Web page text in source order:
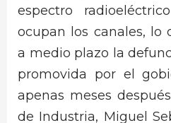
espectro
ocupan los canales, lo
a medio plazo la
promovida por el
apenas meses
de Industria, Miguel